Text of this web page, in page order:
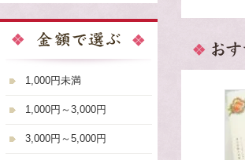
1,000円未満
1,000円～3,000円
3,000円～5,000円